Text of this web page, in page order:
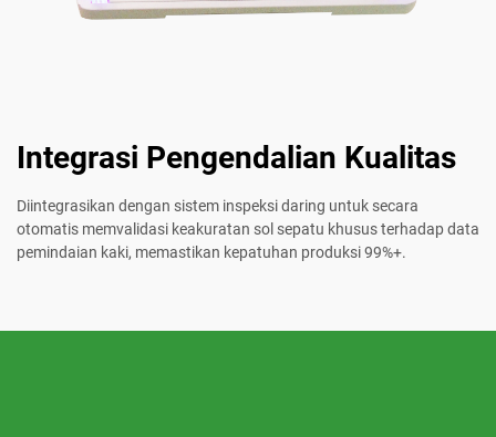
Integrasi Pengendalian Kualitas
Diintegrasikan dengan sistem inspeksi daring untuk secara
otomatis memvalidasi keakuratan sol sepatu khusus terhadap data
pemindaian kaki, memastikan kepatuhan produksi 99%+.